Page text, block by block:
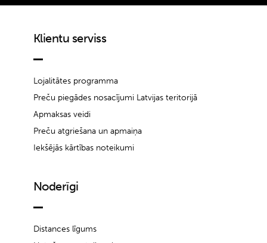
Klientu serviss
Lojalitātes programma
Preču piegādes nosacījumi Latvijas teritorijā
Apmaksas veidi
Preču atgriešana un apmaiņa
Iekšējās kārtības noteikumi
Noderīgi
Distances līgums